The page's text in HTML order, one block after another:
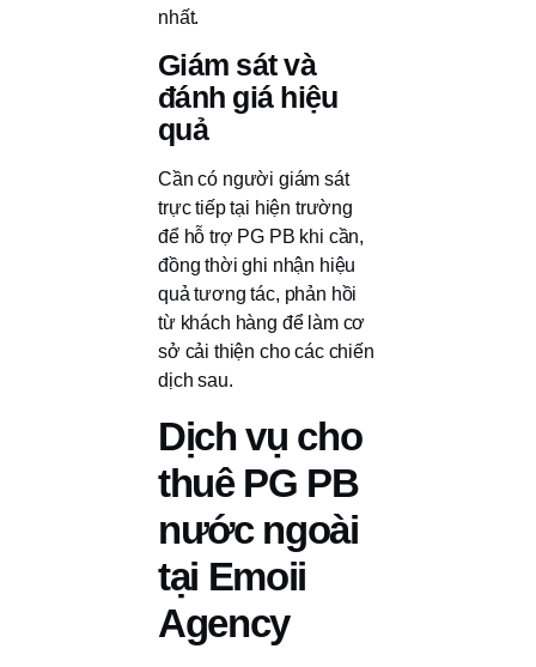
nhất.
Giám sát và
đánh giá hiệu
quả
Cần có người giám sát
trực tiếp tại hiện trường
để hỗ trợ PG PB khi cần,
đồng thời ghi nhận hiệu
quả tương tác, phản hồi
từ khách hàng để làm cơ
sở cải thiện cho các chiến
dịch sau.
Dịch vụ cho
thuê PG PB
nước ngoài
tại Emoii
Agency